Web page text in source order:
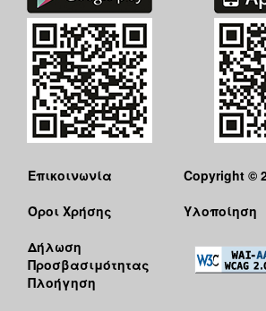
Επικοινωνία
Όροι Χρήσης
Δήλωση
Προσβασιμότητας
Πλοήγηση
Copyright ©
Υλοποίηση